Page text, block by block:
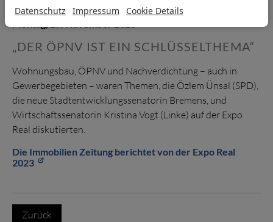
Datenschutz Impressum Cookie Details
„DER ÖPNV IST EIN SCHLÜSSELTHEMA“
Wohnungsbau, ÖPNV und Nachverdichtung – auch in
Gewerbegebieten – waren Themen, die Özlem Ünsal (SPD),
die neue Stadtentwicklungssenatorin Bremens, und
Wirtschaftssenatorin Kristina Vogt (Linke) auf der Expo
Real diskutierten.
Die Immobilien Zeitung berichtet von der Expo Real
2023
Zurück